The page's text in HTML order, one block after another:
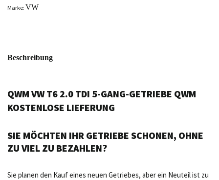
Marke: VW
Beschreibung
QWM VW T6 2.0 TDI 5-GANG-GETRIEBE QWM
KOSTENLOSE LIEFERUNG
SIE MÖCHTEN IHR GETRIEBE SCHONEN, OHNE
ZU VIEL ZU BEZAHLEN?
Sie planen den Kauf eines neuen Getriebes, aber ein Neuteil ist zu